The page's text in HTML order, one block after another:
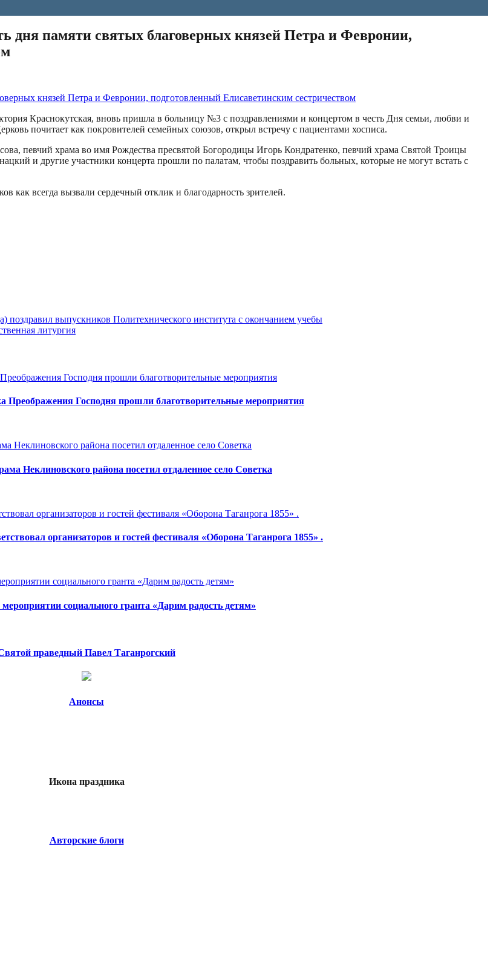
дня памяти святых благоверных князей Петра и Февронии,
Краснокутская, вновь пришла в больницу №3 с поздравлениями и концертом в честь Дня семьи, любви и
почитает как покровителей семейных союзов, открыл встречу с пациентами хосписа.
певчий храма во имя Рождества пресвятой Богородицы Игорь Кондратенко, певчий храма Святой Троицы
и другие участники концерта прошли по палатам, чтобы поздравить больных, которые не могут встать с
всегда вызвали сердечный отклик и благодарность зрителей.
поздравил выпускников Политехнического института с окончанием учебы
литургия
Преображения Господня прошли благотворительные мероприятия
Неклиновского района посетил отдаленное село Советка
организаторов и гостей фестиваля «Оборона Таганрога 1855» .
социального гранта «Дарим радость детям»
праведный Павел Таганрогский
Анонсы
Икона праздника
Авторские блоги